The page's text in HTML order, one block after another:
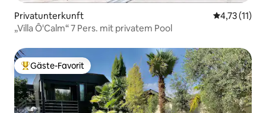
Privatunterkunft
4,73 (11)
„Villa Ô'Calm“ 7 Pers. mit privatem Pool
Beliebter Gäste-Favorit.
Gäste-Favorit